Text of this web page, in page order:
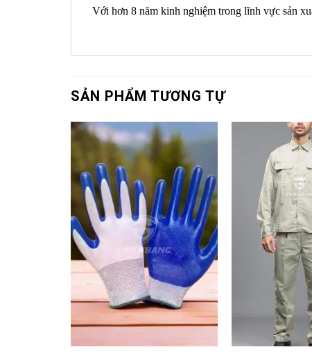
Với hơn 8 năm kinh nghiệm trong lĩnh vực sản
SẢN PHẨM TƯƠNG TỰ